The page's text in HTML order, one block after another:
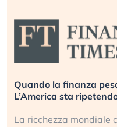
Quando la finanza
L’America sta
La ricchezza mondiale